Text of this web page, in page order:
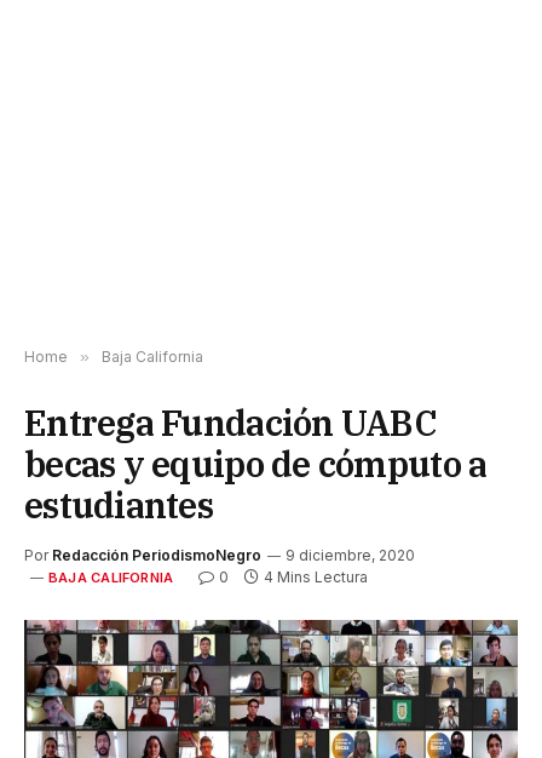
Home » Baja California
Entrega Fundación UABC
becas y equipo de cómputo a
estudiantes
Por Redacción PeriodismoNegro 9 diciembre, 2020
BAJA CALIFORNIA 0 4 Mins Lectura